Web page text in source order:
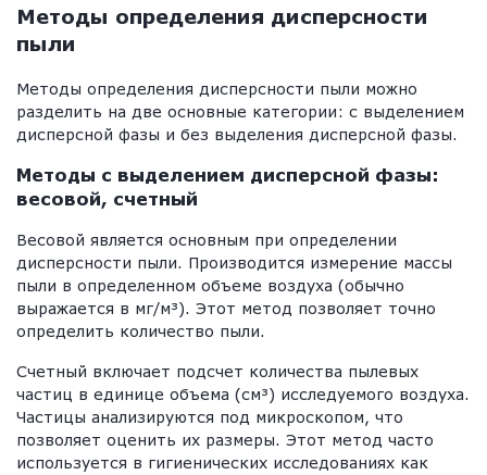
Методы определения дисперсности
пыли
Методы определения дисперсности пыли можно
разделить на две основные категории: с выделением
дисперсной фазы и без выделения дисперсной фазы.
Методы с выделением дисперсной фазы:
весовой, счетный
Весовой является основным при определении
дисперсности пыли. Производится измерение массы
пыли в определенном объеме воздуха (обычно
выражается в мг/м³). Этот метод позволяет точно
определить количество пыли.
Счетный включает подсчет количества пылевых
частиц в единице объема (см³) исследуемого воздуха.
Частицы анализируются под микроскопом, что
позволяет оценить их размеры. Этот метод часто
используется в гигиенических исследованиях как